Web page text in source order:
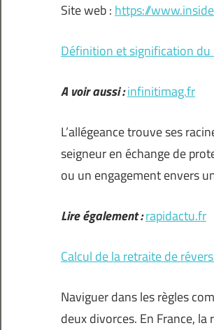
Site web : https://
Définition et signification du
A voir aussi :infinitimag.fr
L’allégeance trouve ses
seigneur en échange de
ou un engagement envers
Lire également :rapidactu.fr
Calcul de la retraite de
Naviguer dans les règles
deux divorces. En France,